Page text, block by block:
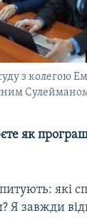
з колегою
як
які
Я завжди